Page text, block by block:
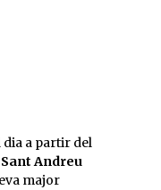
Andreu
major